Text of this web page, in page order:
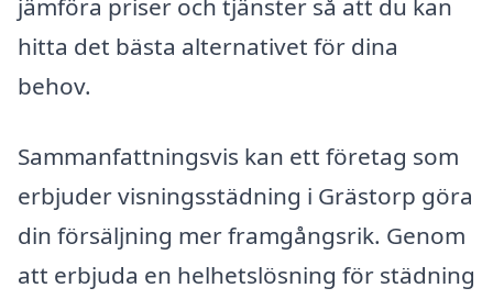
jämföra priser och tjänster så att du kan
hitta det bästa alternativet för dina
behov.
Sammanfattningsvis kan ett företag som
erbjuder visningsstädning i Grästorp göra
din försäljning mer framgångsrik. Genom
att erbjuda en helhetslösning för städning